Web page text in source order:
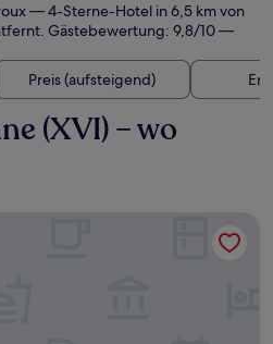
— 4-Sterne-Hotel in 6,5 km von
Gästebewertung: 9,8/10 —
Preis (aufsteigend)
(XVI) – wo